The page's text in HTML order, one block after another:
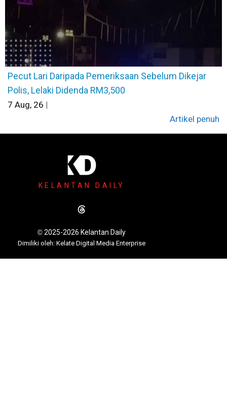
Pecut Lari Daripada Pemeriksaan Sebelum Dikejar
Polis, Lelaki Didenda RM3,500
7 Aug, 26 |
Artikel penuh
KELANTAN DAILY
© 2025-2026 Kelantan Daily
Dimiliki oleh: Kelate Digital Media Enterprise